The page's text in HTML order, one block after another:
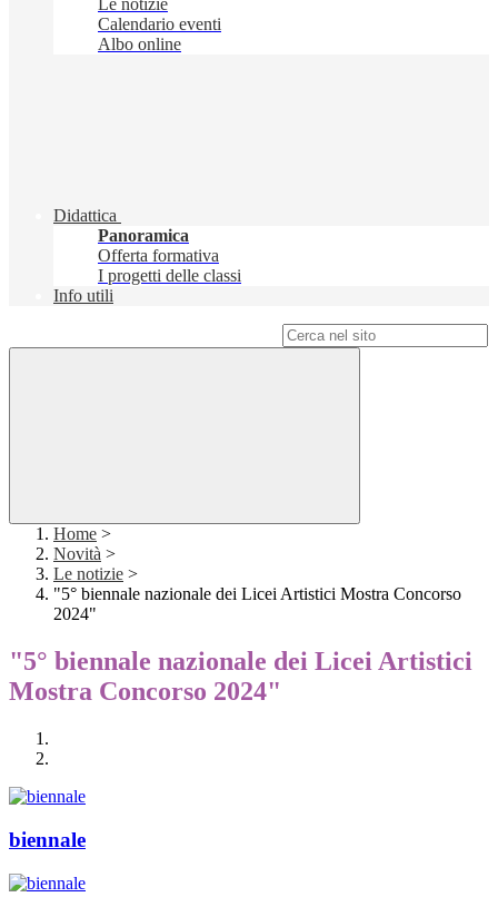
Le notizie
Calendario eventi
Albo online
Didattica
Panoramica
Offerta formativa
I progetti delle classi
Info utili
Home >
Novità >
Le notizie >
"5° biennale nazionale dei Licei Artistici Mostra Concorso
2024"
"5° biennale nazionale dei Licei Artistici
Mostra Concorso 2024"
biennale